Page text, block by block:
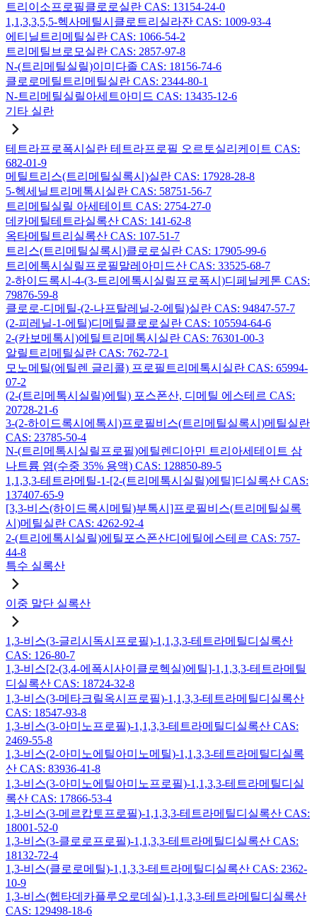
트리이소프로필클로로실란 CAS: 13154-24-0
1,1,3,3,5,5-헥사메틸시클로트리실라잔 CAS: 1009-93-4
에티닐트리메틸실란 CAS: 1066-54-2
트리메틸브로모실란 CAS: 2857-97-8
N-(트리메틸실릴)이미다졸 CAS: 18156-74-6
클로로메틸트리메틸실란 CAS: 2344-80-1
N-트리메틸실릴아세트아미드 CAS: 13435-12-6
기타 실란
테트라프로폭시실란 테트라프로필 오르토실리케이트 CAS:
682-01-9
메틸트리스(트리메틸실록시)실란 CAS: 17928-28-8
5-헥세닐트리메톡시실란 CAS: 58751-56-7
트리메틸실릴 아세테이트 CAS: 2754-27-0
데카메틸테트라실록산 CAS: 141-62-8
옥타메틸트리실록산 CAS: 107-51-7
트리스(트리메틸실록시)클로로실란 CAS: 17905-99-6
트리에톡시실릴프로필말레아미드산 CAS: 33525-68-7
2-하이드록시-4-(3-트리에톡시실릴프로폭시)디페닐케톤 CAS:
79876-59-8
클로로-디메틸-(2-나프탈레닐-2-에틸)실란 CAS: 94847-57-7
(2-피레닐-1-에틸)디메틸클로로실란 CAS: 105594-64-6
2-(카보메톡시)에틸트리메톡시실란 CAS: 76301-00-3
알릴트리메틸실란 CAS: 762-72-1
모노메틸(에틸렌 글리콜) 프로필트리메톡시실란 CAS: 65994-
07-2
(2-(트리메톡시실릴)에틸) 포스폰산, 디메틸 에스테르 CAS:
20728-21-6
3-(2-하이드록시에톡시)프로필비스(트리메틸실록시)메틸실란
CAS: 23785-50-4
N-(트리메톡시실릴프로필)에틸렌디아민 트리아세테이트 삼
나트륨 염(수중 35% 용액) CAS: 128850-89-5
1,1,3,3-테트라메틸-1-[2-(트리메톡시실릴)에틸]디실록산 CAS:
137407-65-9
[3,3-비스(하이드록시메틸)부톡시]프로필비스(트리메틸실록
시)메틸실란 CAS: 4262-92-4
2-(트리에톡시실릴)에틸포스폰산디에틸에스테르 CAS: 757-
44-8
특수 실록산
이중 말단 실록산
1,3-비스(3-글리시독시프로필)-1,1,3,3-테트라메틸디실록산
CAS: 126-80-7
1,3-비스[2-(3,4-에폭시사이클로헥실)에틸]-1,1,3,3-테트라메틸
디실록산 CAS: 18724-32-8
1,3-비스(3-메타크릴옥시프로필)-1,1,3,3-테트라메틸디실록산
CAS: 18547-93-8
1,3-비스(3-아미노프로필)-1,1,3,3-테트라메틸디실록산 CAS:
2469-55-8
1,3-비스(2-아미노에틸아미노메틸)-1,1,3,3-테트라메틸디실록
산 CAS: 83936-41-8
1,3-비스(3-아미노에틸아미노프로필)-1,1,3,3-테트라메틸디실
록산 CAS: 17866-53-4
1,3-비스(3-메르캅토프로필)-1,1,3,3-테트라메틸디실록산 CAS:
18001-52-0
1,3-비스(3-클로로프로필)-1,1,3,3-테트라메틸디실록산 CAS:
18132-72-4
1,3-비스(클로로메틸)-1,1,3,3-테트라메틸디실록산 CAS: 2362-
10-9
1,3-비스(헵타데카플루오로데실)-1,1,3,3-테트라메틸디실록산
CAS: 129498-18-6